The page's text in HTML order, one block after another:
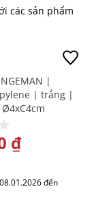
các sản phẩm
|
| trắng |
₫
đến